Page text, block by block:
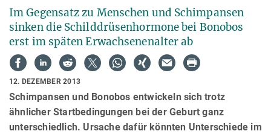
Im Gegensatz zu Menschen und Schimpansen
sinken die Schilddrüsenhormone bei Bonobos
erst im späten Erwachsenenalter ab
12. DEZEMBER 2013
Schimpansen und Bonobos entwickeln sich trotz
ähnlicher Startbedingungen bei der Geburt ganz
unterschiedlich. Ursache dafür könnten Unterschiede im